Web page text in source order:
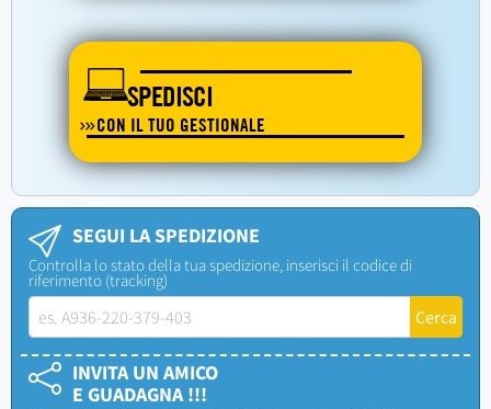
SPEDISCI
CON IL TUO GESTIONALE
SEGUI LA SPEDIZIONE
Controlla lo stato della tua spedizione, inserisci il codice di
riferimento (tracking)
INVITA UN AMICO
E GUADAGNA !!!